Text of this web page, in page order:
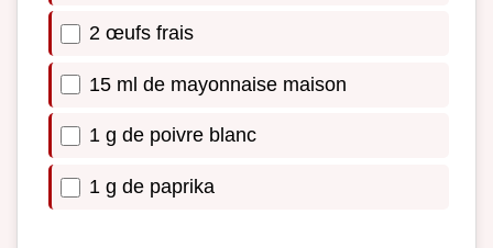
2 œufs frais
15 ml de mayonnaise maison
1 g de poivre blanc
1 g de paprika